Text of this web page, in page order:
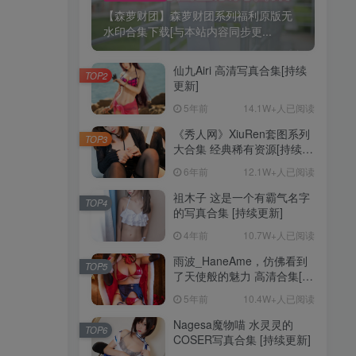
【森萝财团】森萝财团系列福利原版无
水印合集下载[与本站内容同步更...
仙九Airi 高清写真合集[持续
更新]
5年前 14.1W+人已阅读
TOP2
《秀人网》XiuRen套图系列
大合集 经典稀有资源[持续更
6年前 12.1W+人已阅读
TOP3
祖木子 这是一个有霸气名字
的写真合集 [持续更新]
4年前 10.7W+人已阅读
TOP4
雨波_HaneAme，仿佛看到
了天使般的魅力 高清合集[持
5年前 10.4W+人已阅读
TOP5
Nagesa魔物喵 水灵灵的
COSER写真合集 [持续更新]
TOP6